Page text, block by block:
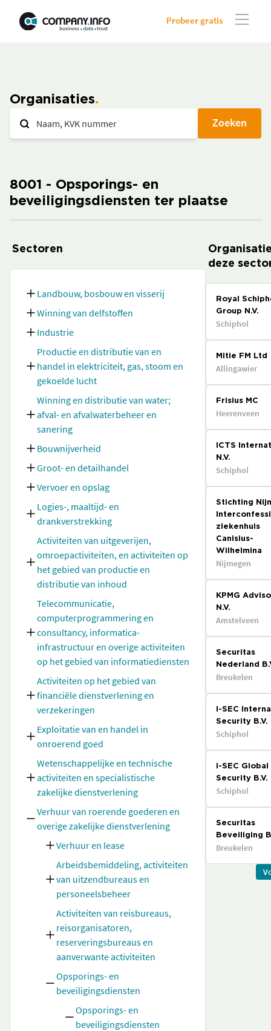
Probeer gratis
Organisaties
Zoeken
8001 - Opsporings- en
beveiligingsdiensten ter plaatse
Sectoren
Landbouw, bosbouw en visserij
Winning van delfstoffen
Industrie
Productie en distributie van en
handel in elektriciteit, gas, stoom en
gekoelde lucht
Winning en distributie van water;
afval- en afvalwaterbeheer en
sanering
Bouwnijverheid
Groot- en detailhandel
Vervoer en opslag
Logies-, maaltijd- en
drankverstrekking
Activiteiten van uitgeverijen,
omroepactiviteiten, en activiteiten op
het gebied van productie en
distributie van inhoud
Telecommunicatie,
computerprogrammering en
consultancy, informatica-
infrastructuur en overige activiteiten
op het gebied van informatiediensten
Activiteiten op het gebied van
financiële dienstverlening en
verzekeringen
Exploitatie van en handel in
onroerend goed
Wetenschappelijke en technische
activiteiten en specialistische
zakelijke dienstverlening
Verhuur van roerende goederen en
overige zakelijke dienstverlening
Verhuur en lease
Arbeidsbemiddeling, activiteiten
van uitzendbureaus en
personeelsbeheer
Activiteiten van reisbureaus,
reisorganisatoren,
reserveringsbureaus en
aanverwante activiteiten
Opsporings- en
beveiligingsdiensten
Opsporings- en
beveiligingsdiensten
deze
Royal
Group N.V.
Schiphol
Mitie FM Ltd
Allingawier
Frisius MC
Heerenveen
ICTS
N.V.
Schiphol
Stichting
ziekenhuis
Canisius-
Wilhelmina
Nijmegen
KPMG
N.V.
Amstelveen
Securitas
Nederland
Breukelen
I-SEC
Security B.V.
Schiphol
I-SEC Global
Security B.V.
Schiphol
Securitas
Beveiliging
Breukelen